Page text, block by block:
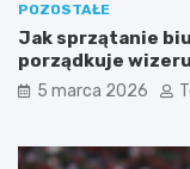
o
t
a
)
POZOSTAŁE
Jak sprzątanie
porządkuje
5 marca 2026